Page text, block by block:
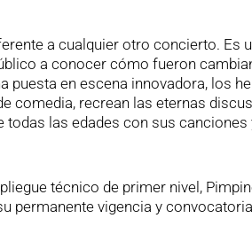
a cualquier otro concierto. Es
a conocer cómo fueron
puesta en escena innovadora, los
comedia, recrean las eternas
las edades con sus canciones
técnico de primer nivel,
permanente vigencia y